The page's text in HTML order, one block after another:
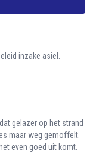
inzake asiel.
gelazer op het strand
maar weg gemoffelt.
even goed uit komt.